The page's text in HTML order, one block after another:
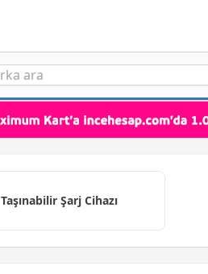
Taşınabilir Şarj Cihazı